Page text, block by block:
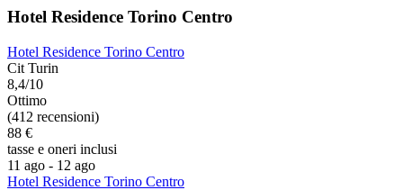
Hotel Residence Torino Centro
Hotel Residence Torino Centro
Cit Turin
8,4/10
Ottimo
(412 recensioni)
88 €
tasse e oneri inclusi
11 ago - 12 ago
Hotel Residence Torino Centro